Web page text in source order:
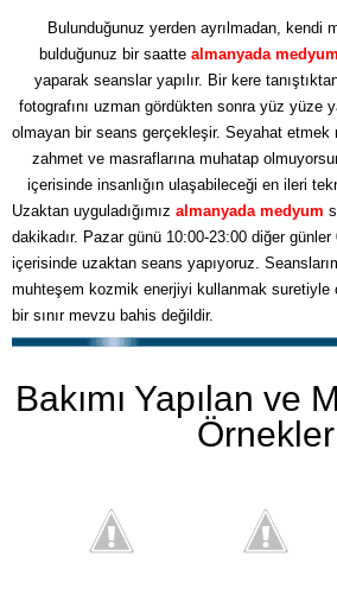
Bulunduğunuz yerden ayrılmadan, kendi
bulduğunuz bir saatte almanyada medyum
yaparak seanslar yapılır. Bir kere
fotografını uzman gördükten sonra yüz yüze
olmayan bir seans gerçekleşir. Seyahat
zahmet ve masraflarına muhatap
içerisinde insanlığın ulaşabileceği en ileri
Uzaktan uyguladığımız almanyada medyum
dakikadır. Pazar günü 10:00-23:00 diğer
içerisinde uzaktan seans yapıyoruz.
muhteşem kozmik enerjiyi kullanmak suretiyle
bir sınır mevzu bahis değildir.
Bakımı Yapılan ve
Örnekler